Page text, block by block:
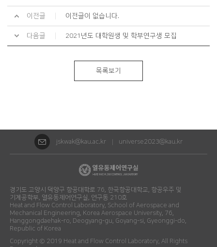
이전글 이전글이 없습니다.
다음글 2021년도 대학원생 및 학부연구생 모집
목록보기
경기도 고양시 덕양구 항공대학로 76, 한국항공대학교, 항공우주 및
기계공학부, 열유동제어연구실, 연구동 210호
Heat and Flow Control Laboratory, School of Aerospace and
Mechanical Engineering, Korea Aerospace University, 76,
Hanggongdaehak-ro, Deogyang-gu, Goyang-si, Gyeonggi-do,
Republic of Korea​
Copyright © 2019 Heat and Flow Control Laboratory, All Rights
jskwak@kau.ac.kr universe2023@kau.kr